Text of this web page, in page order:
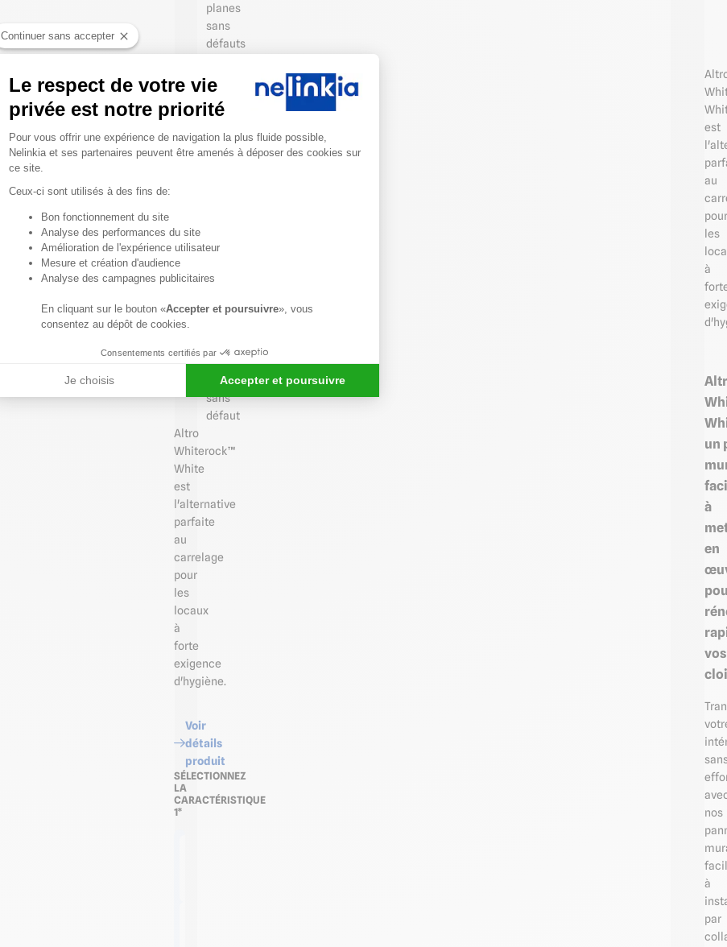
planes
sans
défauts
au
B-
S3,
d0
et
murs,
lisses
sans
défaut
Altro
Whiterock™
White
est
l'alternative
parfaite
au
carrelage
pour
les
locaux
à
forte
exigence
d'hygiène.
Voir
détails
produit
SÉLECTIONNEZ
LA
CARACTÉRISTIQUE
1*
est
au
pour
les
à
un
à
en
vos
nos
à
par
Continuer sans accepter
Le respect de votre vie
privée est notre priorité
Plateforme de Gestion du Consentement : Personnalisez vos Options
Pour vous offrir une expérience de navigation la plus fluide possible,
Nelinkia et ses partenaires peuvent être amenés à déposer des cookies sur
ce site.
Ceux-ci sont utilisés à des fins de:
Bon fonctionnement du site
Analyse des performances du site
Amélioration de l'expérience utilisateur
Mesure et création d'audience
Analyse des campagnes publicitaires
En cliquant sur le bouton «Accepter et poursuivre», vous
consentez au dépôt de cookies.
Consentements certifiés par
Je choisis Accepter et poursuivre
Axeptio consent